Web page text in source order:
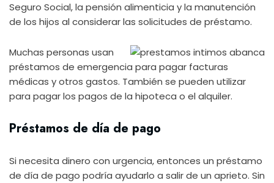
Seguro Social, la pensión alimenticia y la manutención
de los hijos al considerar las solicitudes de préstamo.
Muchas personas usan
préstamos de emergencia para pagar facturas
médicas y otros gastos. También se pueden utilizar
para pagar los pagos de la hipoteca o el alquiler.
Préstamos de día de pago
Si necesita dinero con urgencia, entonces un préstamo
de día de pago podría ayudarlo a salir de un aprieto. Sin